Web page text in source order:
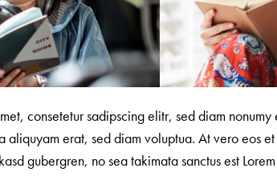
consetetur sadipscing elitr, sed diam
aliquyam erat, sed diam voluptua. At vero eos
gubergren, no sea takimata sanctus est